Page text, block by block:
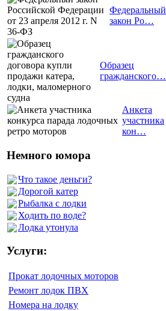
Федеральный
закон Ро…
Образец
гражданского…
Анкета
участника
кон…
Немного юмора
Что такое деньги?
Дорогой катер
Рыбалка с лодки
Ходить по воде?
Лодка утонула
Услуги:
Прокат лодочных моторов
Ремонт лодок ПВХ
Номера на лодку